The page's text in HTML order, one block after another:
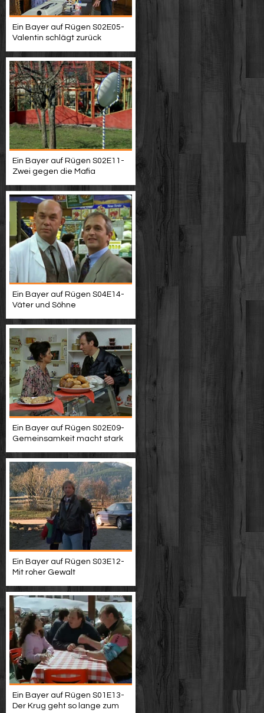
Ein Bayer auf Rügen S02E05-
Valentin schlägt zurück
Ein Bayer auf Rügen S02E11-
Zwei gegen die Mafia
Ein Bayer auf Rügen S04E14-
Väter und Söhne
Ein Bayer auf Rügen S02E09-
Gemeinsamkeit macht stark
Ein Bayer auf Rügen S03E12-
Mit roher Gewalt
Ein Bayer auf Rügen S01E13-
Der Krug geht so lange zum